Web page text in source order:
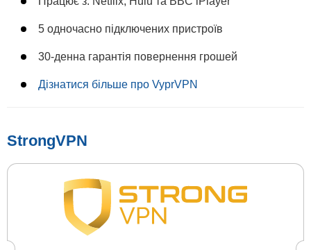
5 одночасно підключених пристроїв
30-денна гарантія повернення грошей
Дізнатися більше про VyprVPN
StrongVPN